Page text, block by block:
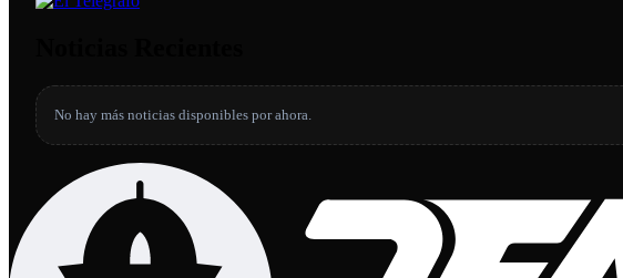
No hay más noticias disponibles por ahora.